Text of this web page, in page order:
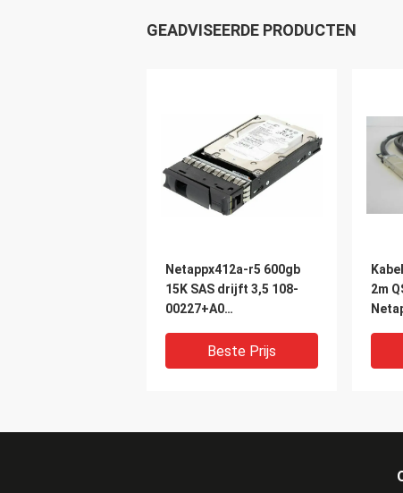
GEADVISEERDE PRODUCTEN
Netappx412a-r5 600gb
15K SAS drijft 3,5 108-
00227+A0
Beste Prijs
2m